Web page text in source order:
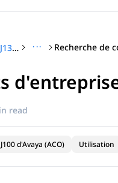
Utilisation du téléphone IP SIP Avaya J139 dans Avaya Aura® ··· Recherche de
read
d'Avaya (ACO) Utilisation